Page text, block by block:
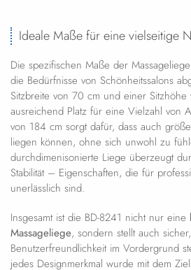
Ideale Maße für eine vielseitige
Die spezifischen Maße der
die Bedürfnisse von Schönheitssalons
Sitzbreite von 70 cm und einer
ausreichend Platz für eine Vielzahl von
von 184 cm sorgt dafür, dass auch
liegen können, ohne sich unwohl zu
durchdimenisonierte Liege überzeugt
Stabilität – Eigenschaften, die für
unerlässlich sind.
Insgesamt ist die BD-8241 nicht nur eine
Massageliege, sondern stellt auch
Benutzerfreundlichkeit im Vordergrund
jedes Designmerkmal wurde mit dem